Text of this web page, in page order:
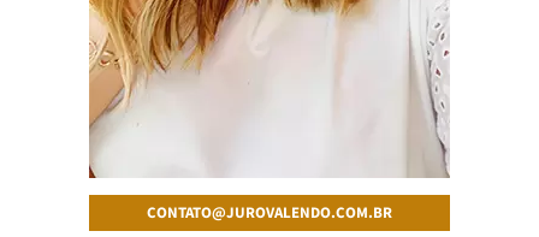
CONTATO@JUROVALENDO.COM.BR